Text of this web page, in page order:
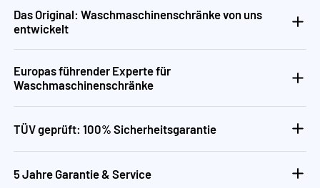
Das Original: Waschmaschinenschränke von uns
entwickelt
Europas führender Experte für
Waschmaschinenschränke
TÜV geprüft: 100% Sicherheitsgarantie
5 Jahre Garantie & Service